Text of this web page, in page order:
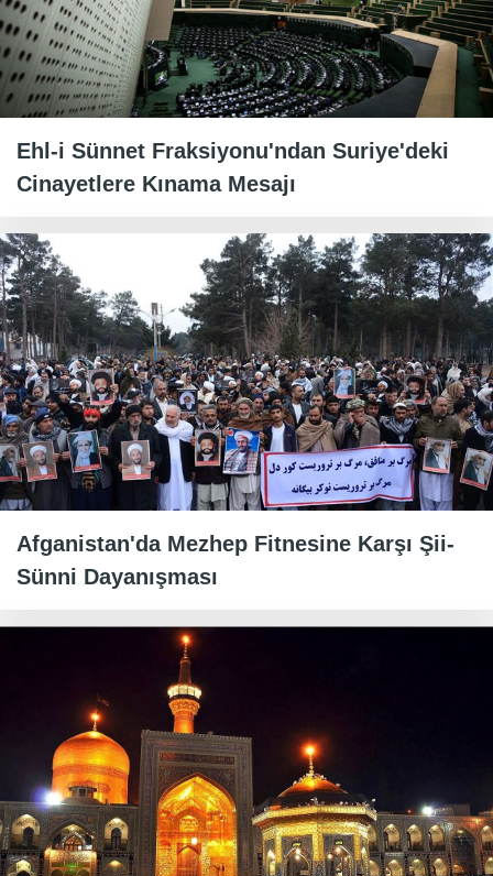
Ehl-i Sünnet Fraksiyonu'ndan Suriye'deki
Cinayetlere Kınama Mesajı
Afganistan'da Mezhep Fitnesine Karşı Şii-
Sünni Dayanışması